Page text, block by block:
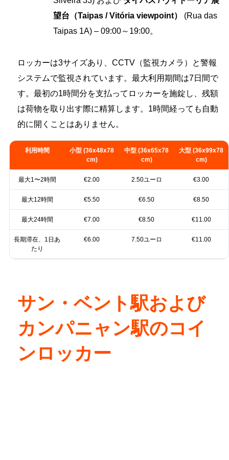
望台（Taipas / Vitória viewpoint）
(Rua das
Taipas 1A) – 09:00～19:00。
ロッカーは3サイズあり、CCTV（監視カメラ）と警報
システムで監視されています。最大利用期間は7日間で
す。最初の1時間分を支払ってロッカーを施錠し、残額
は荷物を取り出す際に精算します。1時間経っても自動
的に開くことはありません。
利用時間
小型 (36x48x78
cm)
中型 (36x65x78
cm)
大型 (36x99x78
cm)
最大1〜2時間 €2.00 2.50ユーロ €3.00
最大12時間 €5.50 €6.50 €8.50
最大24時間 €7.00 €8.50 €11.00
長期滞在、1日あ
たり
€6.00 7.50ユーロ €11.00
サン・ベント駅および
カンパニャン駅のコイ
ンロッカー